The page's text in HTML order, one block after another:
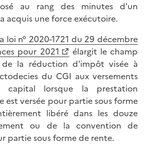
au rang des minutes d'un
acquis une force exécutoire.
loi n° 2020-1721 du 29 décembre
pour 2021
élargit le champ
la réduction d'impôt visée à
du CGI aux versements
capital lorsque la prestation
est versée pour partie sous forme
libéré dans les douze
ou de la convention de
partie sous forme de rente.